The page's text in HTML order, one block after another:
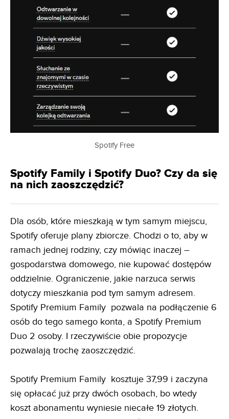
Spotify Free
Spotify Family i Spotify Duo? Czy da się
na nich zaoszczędzić?
Dla osób, które mieszkają w tym samym miejscu,
Spotify oferuje plany zbiorcze. Chodzi o to, aby w
ramach jednej rodziny, czy mówiąc inaczej –
gospodarstwa domowego, nie kupować dostępów
oddzielnie. Ograniczenie, jakie narzuca serwis
dotyczy mieszkania pod tym samym adresem.
Spotify Premium Family pozwala na podłączenie 6
osób do tego samego konta, a Spotify Premium
Duo 2 osoby. I rzeczywiście obie propozycje
pozwalają trochę zaoszczędzić.
Spotify Premium Family kosztuje 37,99 i zaczyna
się opłacać już przy dwóch osobach, bo wtedy
koszt abonamentu wyniesie niecałe 19 złotych.